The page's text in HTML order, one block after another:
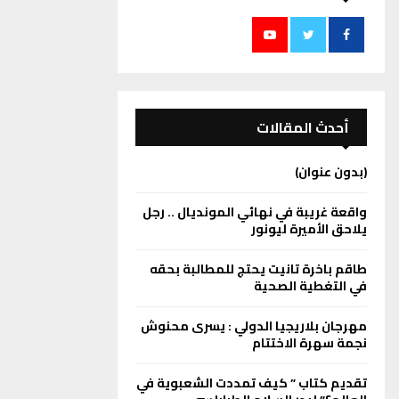
أحدث المقالات
(بدون عنوان)
واقعة غريبة في نهائي المونديال .. رجل
يلاحق الأميرة ليونور
طاقم باخرة تانيت يحتج للمطالبة بحقه
في التغطية الصحية
مهرجان بلاريجيا الدولي : يسرى محنوش
نجمة سهرة الاختتام
تقديم كتاب ” كيف تمددت الشعبوية في